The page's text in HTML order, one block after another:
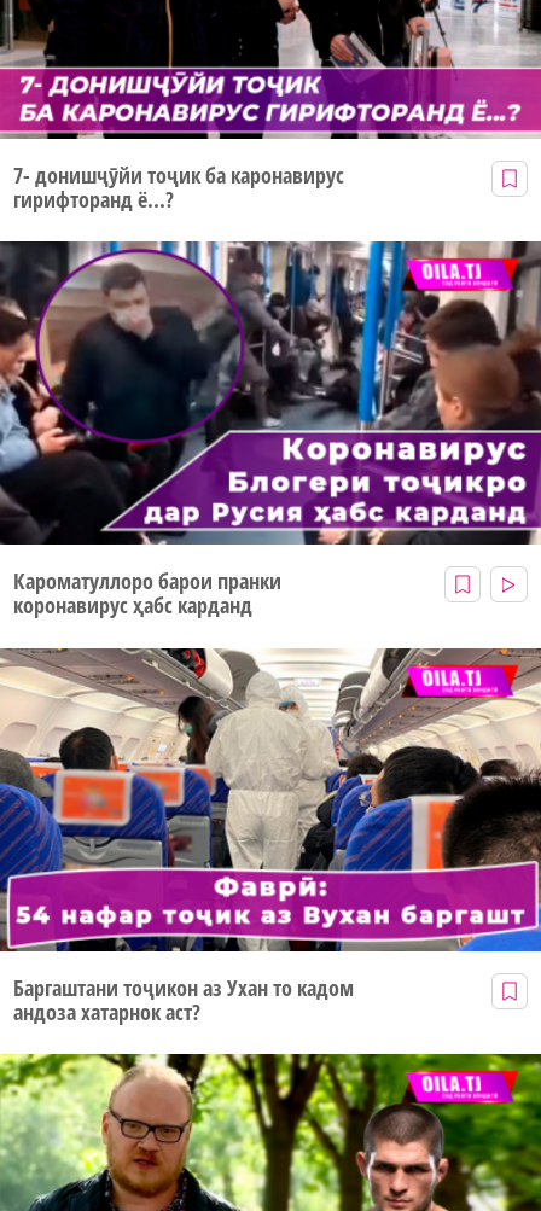
7- донишҷӯйи тоҷик ба каронавирус
гирифторанд ё...?
Кароматуллоро барои пранки
коронавирус ҳабс карданд
Баргаштани тоҷикон аз Ухан то кадом
андоза хатарнок аст?